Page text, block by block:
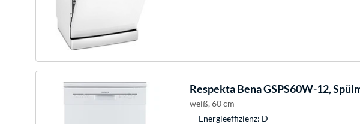
RespektaBena GSPS60W-12,
weiß, 60 cm
Energieeffizienz: D